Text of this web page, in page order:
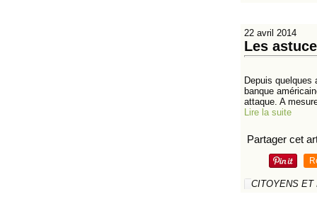
22 avril 2014
Les
Depuis
banque
attaque. A
Lire la suite
Partager cet
CITOYENS ET